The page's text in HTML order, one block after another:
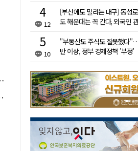
12
[부산에도 밀리는 대구] 동성
도 해운대는 꼭 간다, 외국인
10
"부동산도 주식도 잘못했다
반 이상, 정부 경제정책 '부정'